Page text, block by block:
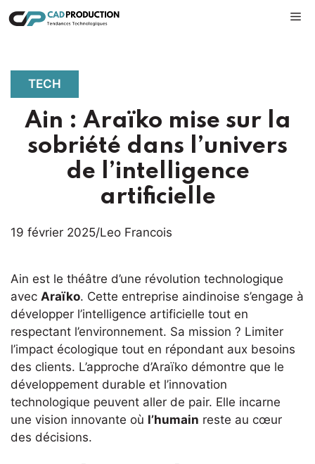
Aller
au
TECH
Ain : Araïko mise sur la
sobriété dans l’univers
de l’intelligence
artificielle
19 février 2025/Leo Francois
Ain est le théâtre d’une révolution technologique
avec Araïko. Cette entreprise aindinoise s’engage à
développer l’intelligence artificielle tout en
respectant l’environnement. Sa mission ? Limiter
l’impact écologique tout en répondant aux besoins
des clients. L’approche d’Araïko démontre que le
développement durable et l’innovation
technologique peuvent aller de pair. Elle incarne
une vision innovante où l’humain reste au cœur
des décisions.